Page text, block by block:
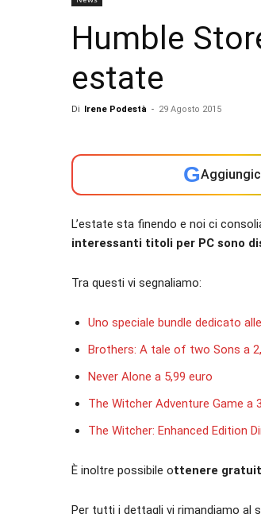
Humble
estate
Di Irene Podestà - 29 Agosto 2015
G
L’estate sta finendo e noi ci
interessanti titoli per PC sono
Tra questi vi segnaliamo:
Uno speciale bundle dedicato
Brothers: A tale of two Sons a
Never Alone a 5,99 euro
The Witcher Adventure Game a
The Witcher: Enhanced Edition
È inoltre possibile ottenere
Per tutti i dettagli vi rimandiamo al